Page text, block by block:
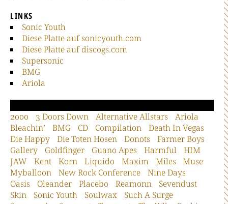
LINKS
Sonic Youth
Diese Platte auf sonicyouth.com
Diese Platte auf discogs.com
Supersonic
BMG
Ariola
2000 3 Doors Down Alternative Allstars
Ariola
Bleachin’
BMG CD Compilation
Death In Vegas
Die Happy
Die Toten Hosen Donots
Farmer Boys
Gallery
Goldfinger Guano Apes Harmful
HIM
JAW
Kent Korn Liquido Maxim Miles
Muse
Myballoon
New Rock Conference
Nine Days
Oasis
Oleander Placebo Reamonn
Sevendust
Skin
Sonic Youth Soulwax
Such A Surge